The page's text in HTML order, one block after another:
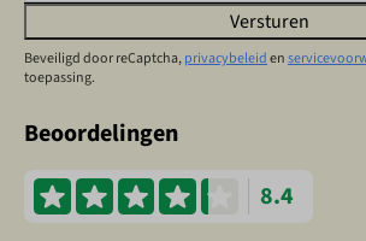
Versturen
Beveiligd door reCaptcha,privacybeleiden
toepassing.
Beoordelingen
8.4